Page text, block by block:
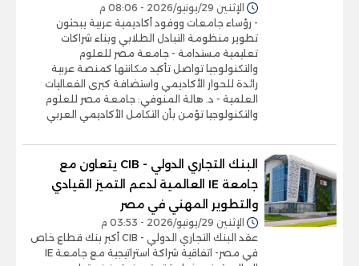
الإثنين 29/يونيو/2026 - 08:06 م
- رؤساء جامعات ووفود أكاديمية عربية يبحثون
تطوير منظومة التبادل الطلابي وبناء شراكات
تعليمية مستدامة - جامعة مصر للعلوم
والتكنولوجيا تواصل تأكيد مكانتها كمنصة عربية
رائدة للحوار الأكاديمي واستضافة كبرى الفعاليات
العلمية - د. هالة المنوفي: جامعة مصر للعلوم
والتكنولوجيا تؤمن بأن التكامل الأكاديمي العربي
البنك التجاري الدولي - CIB يتعاون مع
جامعة IE العالمية لدعم التميز القيادي
والتطوير المهني في مصر
الإثنين 29/يونيو/2026 - 03:53 م
عقد البنك التجاري الدولي - CIB أكبر بنك قطاع خاص
في مصر- اتفاقية شراكة استراتيجية مع جامعة IE